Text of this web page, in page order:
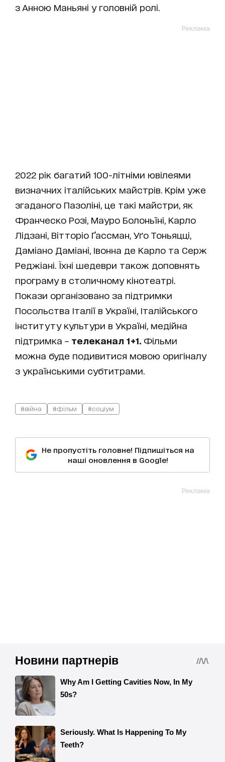
з Анною Маньяні у головній ролі.
Реклама
2022 рік багатий 100-літніми ювілеями
визначних італійських майстрів. Крім уже
згаданого Пазоліні, це такі майстри, як
Франческо Розі, Мауро Болоньїні, Карло
Лідзані, Вітторіо Ґассман, Уґо Тоньяцці,
Даміано Даміані, Івонна де Карло та Серж
Реджіані. Їхні шедеври також доповнять
програму в столичному кінотеатрі.
Покази організовано за підтримки
Посольства Італії в Україні, Італійського
інституту культури в Україні, медійна
підтримка – телеканал 1+1. Фільми
можна буде подивитися мовою оригіналу
з українськими субтитрами.
#війна #фільм #соціум
Не пропустіть головне! Підпишіться на
наші оновлення в Google!
Реклама